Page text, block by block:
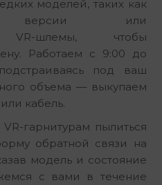
моделей, таких как
версии или
VR-шлемы, чтобы
Работаем с 9:00 до
под ваш
объема — выкупаем
кабель.
гарнитурам пылиться
обратной связи на
модель и состояние
с вами в течение